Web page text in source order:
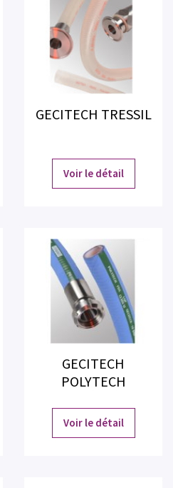
GECITECH TRESSIL
Voir le détail
GECITECH
POLYTECH
Voir le détail